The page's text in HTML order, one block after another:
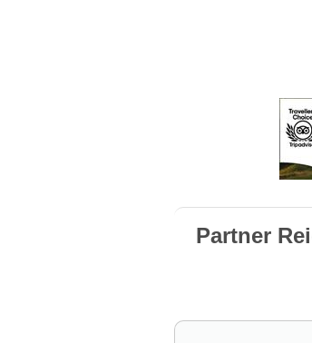
Partner